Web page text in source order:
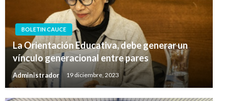
BOLETIN CAUCE
La Orientación Educativa, debe generar un
vínculo generacional entre pares
Administrador 19 diciembre, 2023